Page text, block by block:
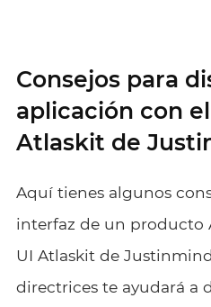
Consejos para
aplicación con
Atlaskit de
Aquí tienes algunos
interfaz de un producto
UI Atlaskit de
directrices te ayudará a